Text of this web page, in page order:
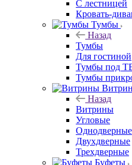
С лестницей
Кровать-
Тумбы
Назад
Тумбы
Для гостиной
Тумбы под
Тумбы
Назад
Витрины
Угловые
Однодверные
Двухдверные
Трехдверные
Буфеты